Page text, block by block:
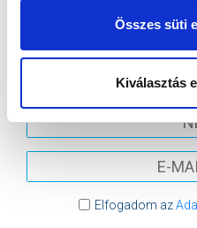
Összes süti
Kiválasztás
MTK BUDAPEST
Ne maradjon le egy
Elfogadom az